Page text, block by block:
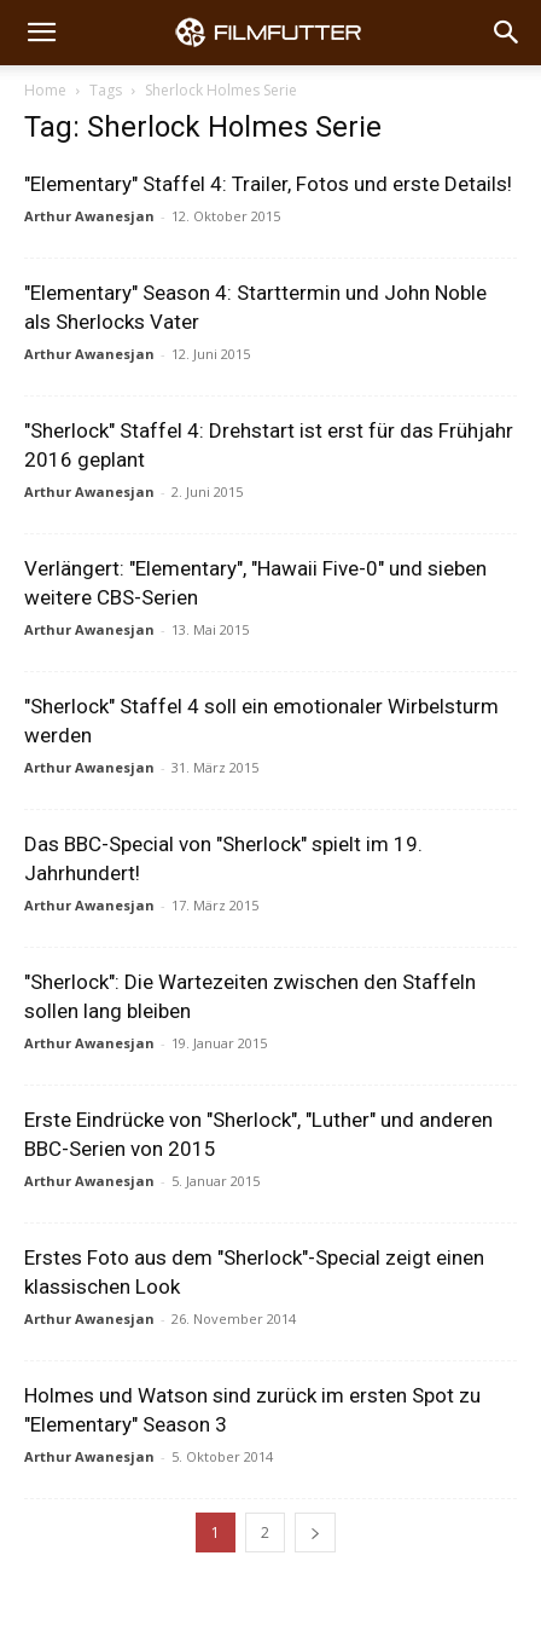
Home Tags Sherlock Holmes Serie
Tag: Sherlock Holmes Serie
"Elementary" Staffel 4: Trailer, Fotos und erste Details!
Arthur Awanesjan - 12. Oktober 2015
"Elementary" Season 4: Starttermin und John Noble
als Sherlocks Vater
Arthur Awanesjan - 12. Juni 2015
"Sherlock" Staffel 4: Drehstart ist erst für das Frühjahr
2016 geplant
Arthur Awanesjan - 2. Juni 2015
Verlängert: "Elementary", "Hawaii Five-0" und sieben
weitere CBS-Serien
Arthur Awanesjan - 13. Mai 2015
"Sherlock" Staffel 4 soll ein emotionaler Wirbelsturm
werden
Arthur Awanesjan - 31. März 2015
Das BBC-Special von "Sherlock" spielt im 19.
Jahrhundert!
Arthur Awanesjan - 17. März 2015
"Sherlock": Die Wartezeiten zwischen den Staffeln
sollen lang bleiben
Arthur Awanesjan - 19. Januar 2015
Erste Eindrücke von "Sherlock", "Luther" und anderen
BBC-Serien von 2015
Arthur Awanesjan - 5. Januar 2015
Erstes Foto aus dem "Sherlock"-Special zeigt einen
klassischen Look
Arthur Awanesjan - 26. November 2014
Holmes und Watson sind zurück im ersten Spot zu
"Elementary" Season 3
Arthur Awanesjan - 5. Oktober 2014
1 2